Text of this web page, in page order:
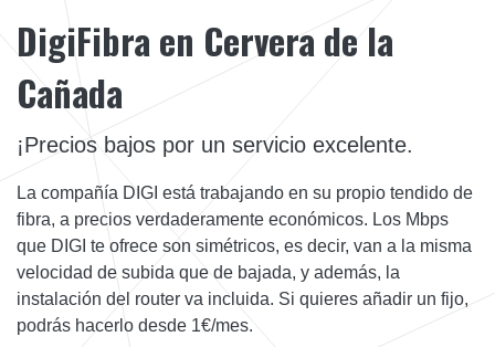
DigiFibra en Cervera de la
Cañada
¡Precios bajos por un servicio excelente.
La compañía DIGI está trabajando en su propio tendido de
fibra, a precios verdaderamente económicos. Los Mbps
que DIGI te ofrece son simétricos, es decir, van a la misma
velocidad de subida que de bajada, y además, la
instalación del router va incluida. Si quieres añadir un fijo,
podrás hacerlo desde 1€/mes.